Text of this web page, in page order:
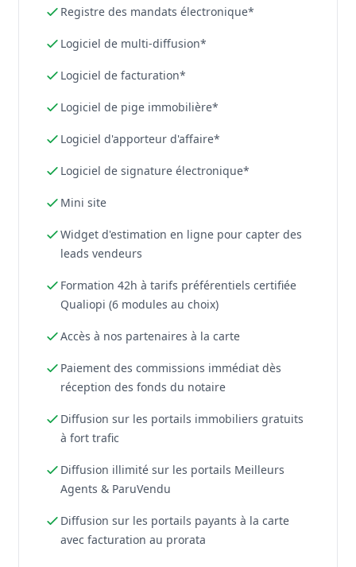
Registre des mandats électronique*
Logiciel de multi-diffusion*
Logiciel de facturation*
Logiciel de pige immobilière*
Logiciel d'apporteur d'affaire*
Logiciel de signature électronique*
Mini site
Widget d'estimation en ligne pour capter des
leads vendeurs
Formation 42h à tarifs préférentiels certifiée
Qualiopi (6 modules au choix)
Accès à nos partenaires à la carte
Paiement des commissions immédiat dès
réception des fonds du notaire
Diffusion sur les portails immobiliers gratuits
à fort trafic
Diffusion illimité sur les portails Meilleurs
Agents & ParuVendu
Diffusion sur les portails payants à la carte
avec facturation au prorata